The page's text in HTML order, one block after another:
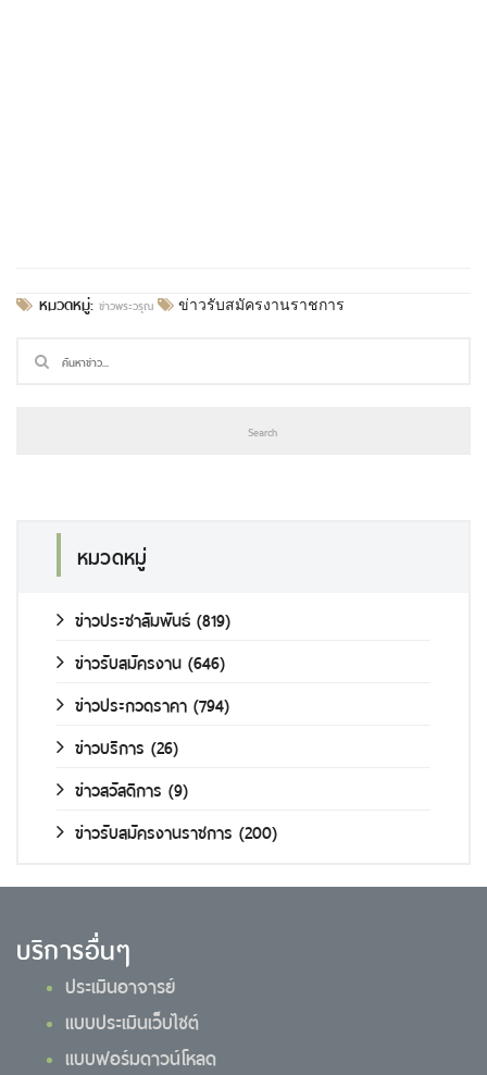
หมวดหมู่: ข่าวพระวรุณ ข่าวรับสมัครงานราชการ
หมวดหมู่
ข่าวประชาสัมพันธ์ (819)
ข่าวรับสมัครงาน (646)
ข่าวประกวดราคา (794)
ข่าวบริการ (26)
ข่าวสวัสดิการ (9)
ข่าวรับสมัครงานราชการ (200)
บริการอื่นๆ
ประเมินอาจารย์
แบบประเมินเว็บไซต์
แบบฟอร์มดาวน์โหลด